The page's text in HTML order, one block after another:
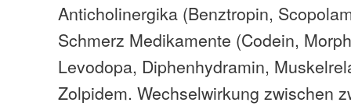
Anticholinergika (Benztropin,
Schmerz Medikamente (Codein,
Levodopa, Diphenhydramin,
Zolpidem. Wechselwirkung zwischen